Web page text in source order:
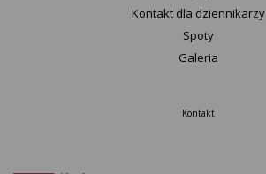
Kontakt dla dziennikarzy
Spoty
Galeria
Kontakt